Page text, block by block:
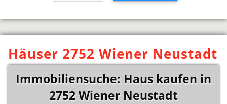
Häuser 2752 Wiener Neustadt
Immobiliensuche: Haus kaufen in
2752 Wiener Neustadt